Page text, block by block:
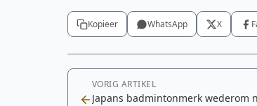
Kopieer WhatsApp X
VORIG ARTIKEL
Japans badmintonmerk wederom